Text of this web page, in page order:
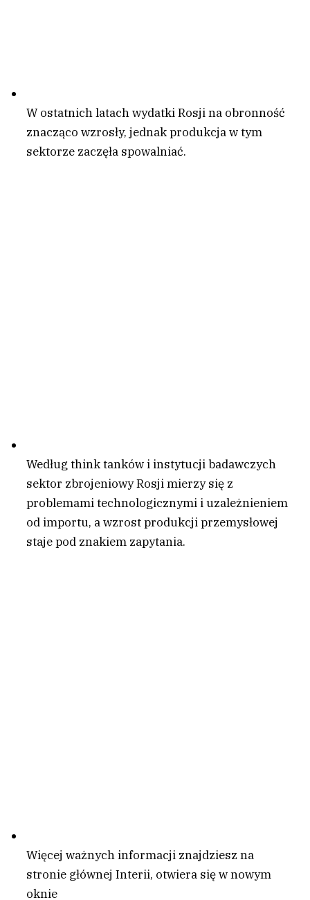
W ostatnich latach wydatki Rosji na obronność
znacząco wzrosły, jednak produkcja w tym
sektorze zaczęła spowalniać.
Według think tanków i instytucji badawczych
sektor zbrojeniowy Rosji mierzy się z
problemami technologicznymi i uzależnieniem
od importu, a wzrost produkcji przemysłowej
staje pod znakiem zapytania.
Więcej ważnych informacji znajdziesz na
stronie głównej Interii, otwiera się w nowym
oknie